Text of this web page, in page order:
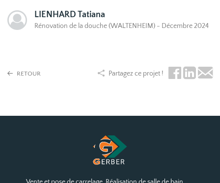
LIENHARD Tatiana
Rénovation de la douche (WALTENHEIM) - Décembre 2024
RETOUR Partagez ce projet !